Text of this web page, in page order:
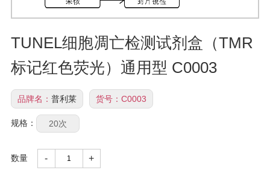
TUNEL细胞凋亡检测试剂盒（TMR
标记红色荧光）通用型 C0003
品牌名： 普利莱 货号： C0003
规格： 20次
数量 - +